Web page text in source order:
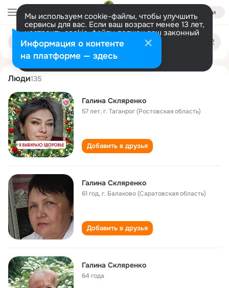
Войти
Мы используем cookie-файлы, чтобы улучшить
сервисы для вас. Если ваш возраст менее 13 лет,
настроить cookie-файлы должен ваш законный
представитель. Больше информации
Разрешить все Настроить
Поиск
людям
galina sklyarenko
Люди135
Галина Скляренко
57 лет,г. Таганрог (Ростовская область)
Добавить в друзья
Галина Скляренко
61 год,г. Балаково (Саратовская область)
Добавить в друзья
Галина Скляренко
64 года
Информация о контенте
на платформе — здесь